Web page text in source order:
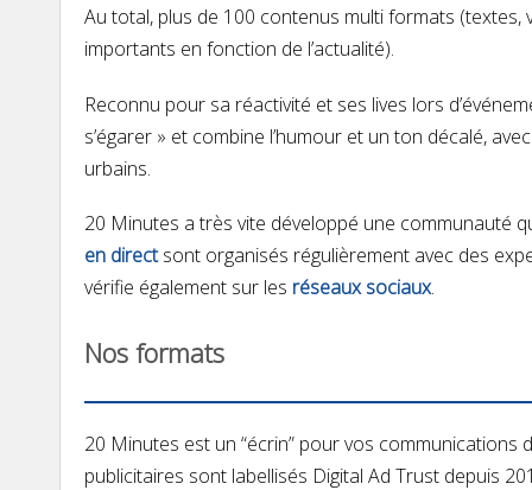
Au total, plus de 100 contenus multi formats (textes,
importants en fonction de l’actualité).
Reconnu pour sa réactivité et ses lives lors
s’égarer » et combine l’humour et un ton décalé,
urbains.
20 Minutes a très vite développé une communauté
en directsont organisés régulièrement avec des
vérifie également sur les réseaux sociaux.
Nos formats
20 Minutes est un “écrin” pour vos
publicitaires sont labellisés Digital Ad Trust depuis